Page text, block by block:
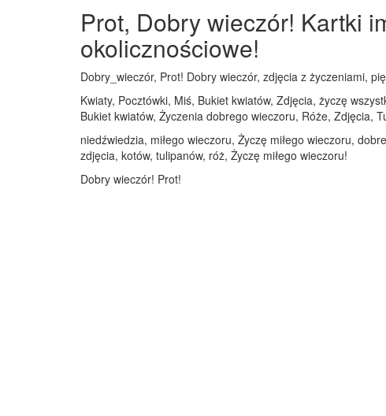
Prot, Dobry wieczór! Kartki
okolicznościowe!
Dobry_wieczór, Prot! Dobry wieczór, zdjęcia z życzeniami,
Kwiaty, Pocztówki, Miś, Bukiet kwiatów, Zdjęcia, życzę
Bukiet kwiatów, Życzenia dobrego wieczoru, Róże, Zdjęcia,
niedźwiedzia, miłego wieczoru, Życzę miłego wieczoru,
zdjęcia, kotów, tulipanów, róż, Życzę miłego wieczoru!
Dobry wieczór! Prot!